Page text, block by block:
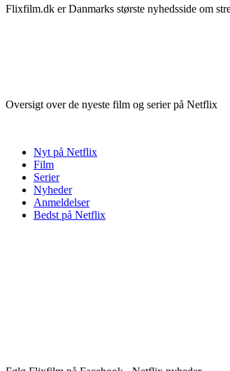
Flixfilm.dk er Danmarks største nyhedsside om
Oversigt over de nyeste film og serier på Netflix
Nyt på Netflix
Film
Serier
Nyheder
Anmeldelser
Bedst på Netflix